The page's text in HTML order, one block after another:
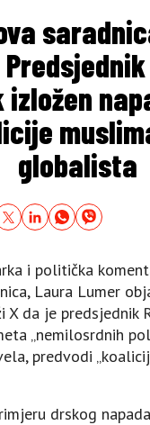
izložen
globalista
i politička
Laura Lumer
X da je predsjednik
„nemilosrdnih
predvodi
drskog